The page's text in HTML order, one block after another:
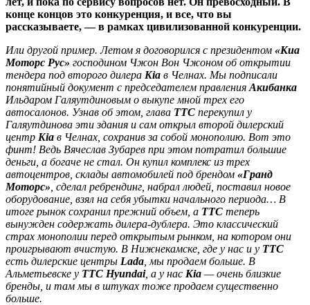
конце концов это конкуренция, и все, что вы
рассказываете, — в рамках цивилизованной конкуренции.
Или другой пример. Летом я договорился с президентом «Киа
Моторс Рус» господином Чжон Вон Чжоном об открытии
тендера под второго дилера Kia в Челнах. Мы подписали
понятийный документ с председателем правления Акибанка
Ильдаром Галяутдиновым о выкупе мной трех его
автосалонов. Узнав об этом, глава ТТС перекупил у
Галяутдинова эти здания и сам открыл второй дилерский
центр Kia в Челнах, сохранив за собой монополию. Вот это
финт! Ведь Вячеслав Зубарев при этом потратил большие
деньги, а богаче не стал. Он купил комплекс из трех
автоцентров, склады автомобилей под брендом «Гранд
Моторс» , сделал ребрендинг, набрал людей, поставил новое
оборудование, взял на себя убытки начального периода… В
итоге рынок сохранил прежний объем, а ТТС теперь
вынужден содержать дилера-дублера. Это классический
страх монополии перед открытым рынком, на котором они
проигрывают вчистую. В Нижнекамске, где у нас и у ТТС
есть дилерские центры Lada , мы продаем больше. В
Альметьевске у ТТС Hyundai, а у нас Kia — очень близкие
бренды, и там мы в штуках тоже продаем существенно
больше.